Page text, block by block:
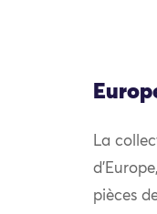
La
pièces